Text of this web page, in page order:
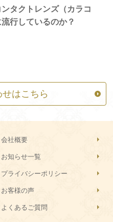
タクトレンズ（カラコ
行しているのか？
はこちら
会社概要
お知らせ一覧
プライバシーポリシー
お客様の声
よくあるご質問